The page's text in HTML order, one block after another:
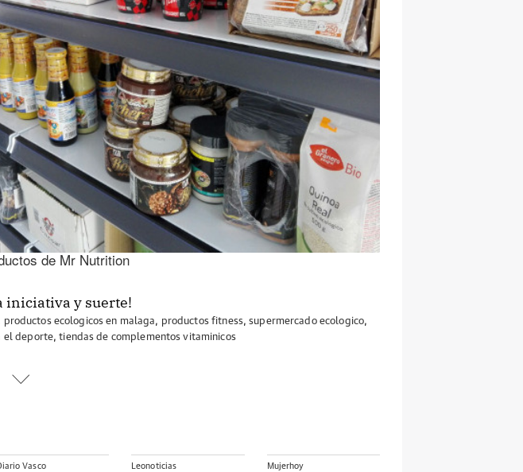
de Mr Nutrition
iniciativa y suerte!
productos ecologicos en malaga, productos fitness,supermercado ecologico,
el deporte,tiendas de complementos vitaminicos
Vasco Leonoticias Mujerhoy